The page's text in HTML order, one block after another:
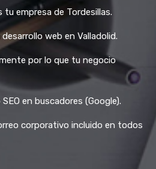
empresa de Tordesillas.
web en Valladolid.
por lo que tu negocio
en buscadores (Google).
corporativo incluido en todos